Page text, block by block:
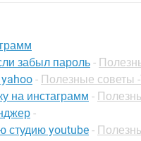
забыл пароль -
- Полезные советы
на инстаграмм -
-
студию youtube -